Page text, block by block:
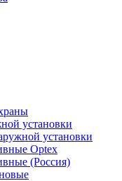
установки
установки
Optex
(Россия)